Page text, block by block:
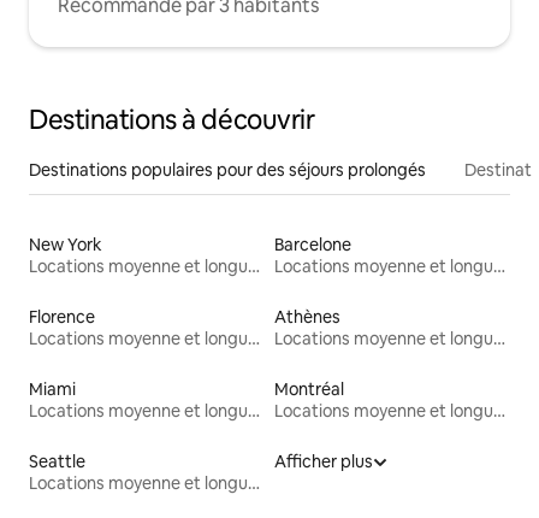
Recommandé par 3 habitants
Destinations à découvrir
Destinations populaires pour des séjours prolongés
New York
Locations moyenne et longue durée
Barcelone
Locations moyenne et longue durée
Florence
Locations moyenne et longue durée
Athènes
Locations moyenne et longue durée
Miami
Locations moyenne et longue durée
Montréal
Locations moyenne et longue durée
Seattle
Locations moyenne et longue durée
Afficher plus